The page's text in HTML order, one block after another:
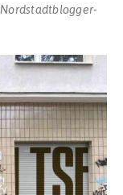
Nordstadtblogger-